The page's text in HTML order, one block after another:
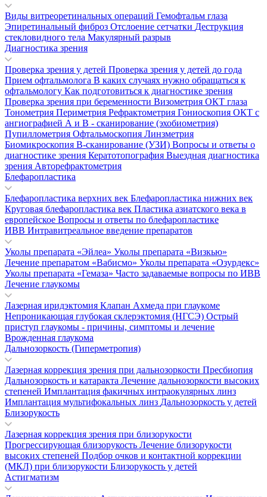
Виды витреоретинальных операций Гемофтальм глаза
Эпиретинальный фиброз Отслоение сетчатки Деструкция
стекловидного тела Макулярный разрыв
Диагностика зрения
Проверка зрения у детей Проверка зрения у детей до года
Прием офтальмолога В каких случаях нужно обращаться к
офтальмологу Как подготовиться к диагностике зрения
Проверка зрения при беременности Визометрия ОКТ глаза
Тонометрия Периметрия Рефрактометрия Гониоскопия ОКТ с
ангиографией А и В - сканирование (эхобиометрия)
Пупиллометрия Офтальмоскопия Линзметрия
Биомикроскопия В-сканирование (УЗИ) Вопросы и ответы о
диагностике зрения Кератотопография Выездная диагностика
зрения Авторефрактометрия
Блефаропластика
Блефаропластика верхних век Блефаропластика нижних век
Круговая блефаропластика век Пластика азиатского века в
европейское Вопросы и ответы по блефаропластике
ИВВ Интравитреальное введение препаратов
Уколы препарата «Эйлеа» Уколы препарата «Визкью»
Лечение препаратом «Вабисмо» Уколы препарата «Озурдекс»
Уколы препарата «Гемаза» Часто задаваемые вопросы по ИВВ
Лечение глаукомы
Лазерная иридэктомия Клапан Ахмеда при глаукоме
Непроникающая глубокая склерэктомия (НГСЭ) Острый
приступ глаукомы - причины, симптомы и лечение
Врожденная глаукома
Дальнозоркость (Гиперметропия)
Лазерная коррекция зрения при дальнозоркости Пресбиопия
Дальнозоркость и катаракта Лечение дальнозоркости высоких
степеней Имплантация факичных интраокулярных линз
Имплантация мультифокальных линз Дальнозоркость у детей
Близорукость
Лазерная коррекция зрения при близорукости
Прогрессирующая близорукость Лечение близорукости
высоких степеней Подбор очков и контактной коррекции
(МКЛ) при близорукости Близорукость у детей
Астигматизм